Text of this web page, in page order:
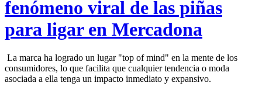
fenómeno viral de las piñas
para ligar en Mercadona
La marca ha logrado un lugar "top of mind" en la mente de los
consumidores, lo que facilita que cualquier tendencia o moda
asociada a ella tenga un impacto inmediato y expansivo.